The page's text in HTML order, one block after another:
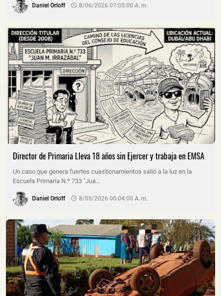
Daniel Orloff 8/06/2026 07:05:00 A. M.
Director de Primaria Lleva 18 años sin Ejercer y trabaja en EMSA
Un caso que genera fuertes cuestionamientos salió a la luz en la
Escuela Primaria N.º 733 "Jua…
Daniel Orloff 8/05/2026 06:04:00 A. M.